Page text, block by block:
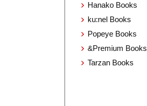
Hanako Books
ku:nel Books
Popeye Books
&Premium Books
Tarzan Books